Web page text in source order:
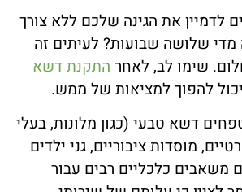
לדמיין את הגינה שלכם ללא צורך
מדי שלושה שבועות? לעיתים זה
שימו לב, לאחר התקנת דשא
להפוך למציאות של ממש.
דשא טבעי (כגון מלונות, בעלי
מוסדות ציבוריים, גני ילדים
משאבים כלכליים רבים עבור